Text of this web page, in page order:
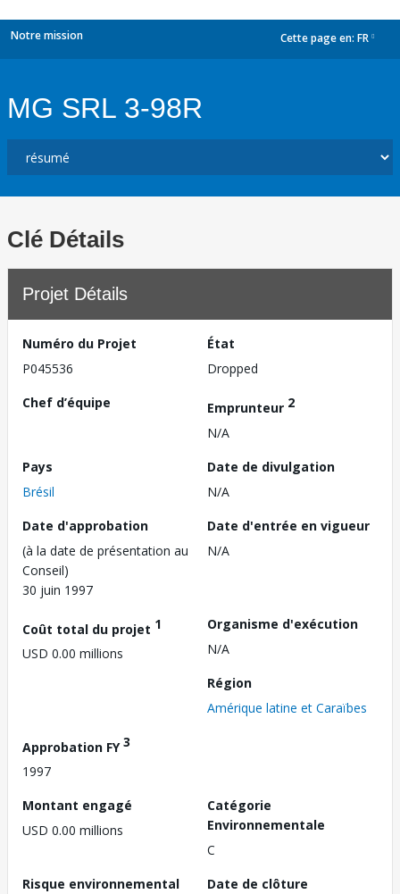
Notre mission Cette page en: FR
MG SRL 3-98R
Clé Détails
Projet Détails
Numéro du Projet
P045536
État
Dropped
Chef d’équipe
Emprunteur 2
N/A
Pays
Brésil
Date de divulgation
N/A
Date d'approbation
(à la date de présentation au
Conseil)
30 juin 1997
Date d'entrée en vigueur
N/A
Coût total du projet 1
USD 0.00 millions
Organisme d'exécution
N/A
Région
Amérique latine et Caraïbes
Approbation FY3
1997
Montant engagé
USD 0.00 millions
Catégorie
Environnementale
C
Risque environnemental
Date de clôture